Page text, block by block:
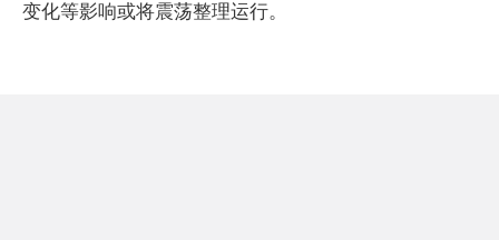
变化等影响或将震荡整理运行。